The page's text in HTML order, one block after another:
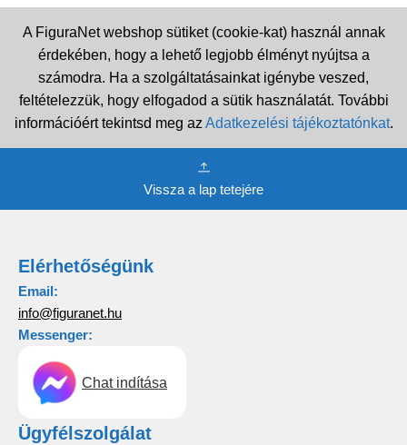
A FiguraNet webshop sütiket (cookie-kat) használ annak
érdekében, hogy a lehető legjobb élményt nyújtsa a
számodra. Ha a szolgáltatásainkat igénybe veszed,
feltételezzük, hogy elfogadod a sütik használatát. További
információért tekintsd meg az Adatkezelési tájékoztatónkat.
Vissza a lap tetejére
Elérhetőségünk
Email:
info@figuranet.hu
Messenger:
Chat indítása
Ügyfélszolgálat